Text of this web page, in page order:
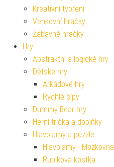
Kreativní tvoření
Venkovní hračky
Zábavné hračky
Hry
Abstraktní a logické hry
Dětské hry
Arkádové hry
Rychlé šípy
Dummy Bear hry
Herní trička a doplňky
Hlavolamy a puzzle
Hlavolamy - Mozkovna
Rubikova kostka